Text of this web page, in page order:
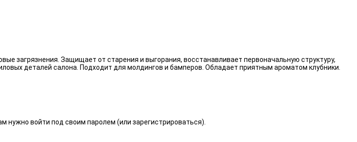
загрязнения. Защищает от старения и выгорания, восстанавливает первоначальную структуру,
деталей салона. Подходит для молдингов и бамперов. Обладает приятным ароматом клубники.
нужно войти под своим паролем (или зарегистрироваться).